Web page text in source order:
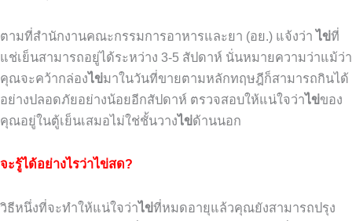
ตามที่สำนักงานคณะกรรมการอาหารและยา (อย .) แจ้งว่า ไข่ที่
แช่เย็นสามารถอยู่ได้ระหว่าง 3-5 สัปดาห์ นั่นหมายความว่าแม้ว่า
คุณจะคว้ากล่องไข่มาในวันที่ขายตามหลักทฤษฎีก็สามารถกินได้
อย่างปลอดภัยอย่างน้อยอีกสัปดาห์ ตรวจสอบให้แน่ใจว่าไข่ของ
คุณอยู่ในตู้เย็นเสมอไม่ใช่ชั้นวางไข่ด้านนอก
จะรู้ได้อย่างไรว่าไข่สด?
วิธีหนึ่งที่จะทำให้แน่ใจว่าไข่ที่หมดอายุแล้วคุณยังสามารถปรุง